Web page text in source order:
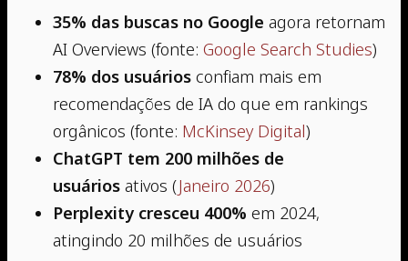
35% das buscas no Google agora retornam
AI Overviews (fonte: Google Search Studies)
78% dos usuários confiam mais em
recomendações de IA do que em rankings
orgânicos (fonte: McKinsey Digital)
ChatGPT tem 200 milhões de
usuários ativos (Janeiro 2026)
Perplexity cresceu 400% em 2024,
atingindo 20 milhões de usuários